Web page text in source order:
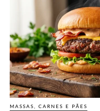
MASSAS, CARNES E PÃES